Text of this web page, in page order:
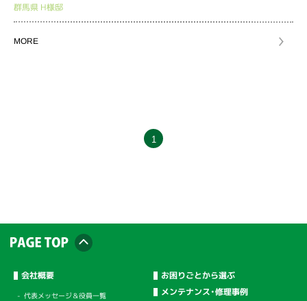
群馬県 H様邸
MORE
1
会社概要
代表メッセージ＆役員一覧
お困りごとから選ぶ
メンテナンス・修理事例